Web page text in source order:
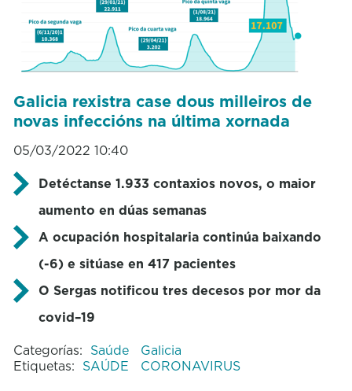
Galicia rexistra case dous milleiros de
novas infeccións na última xornada
05/03/2022 10:40
Detéctanse 1.933 contaxios novos, o maior
aumento en dúas semanas
A ocupación hospitalaria continúa baixando
(-6) e sitúase en 417 pacientes
O Sergas notificou tres decesos por mor da
covid–19
Categorías: Saúde
Galicia
Etiquetas: SAÚDE CORONAVIRUS